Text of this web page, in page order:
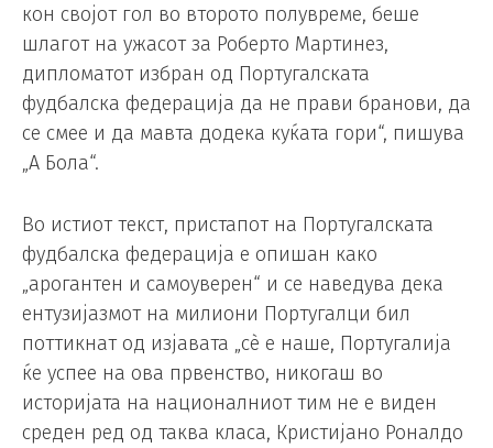
кон својот гол во второто полувреме, беше
шлагот на ужасот за Роберто Мартинез,
дипломатот избран од Португалската
фудбалска федерација да не прави бранови, да
се смее и да мавта додека куќата гори“, пишува
„А Бола“.
Во истиот текст, пристапот на Португалската
фудбалска федерација е опишан како
„арогантен и самоуверен“ и се наведува дека
ентузијазмот на милиони Португалци бил
поттикнат од изјавата „сè е наше, Португалија
ќе успее на ова првенство, никогаш во
историјата на националниот тим не е виден
среден ред од таква класа, Кристијано Роналдо